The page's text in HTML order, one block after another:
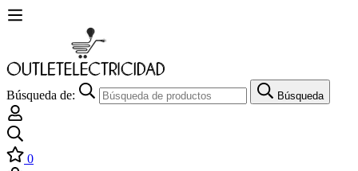
Búsqueda de: Búsqueda
0